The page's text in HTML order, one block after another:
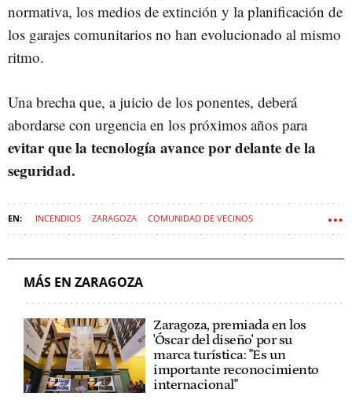
normativa, los medios de extinción y la planificación de
los garajes comunitarios no han evolucionado al mismo
ritmo.
Una brecha que, a juicio de los ponentes, deberá
abordarse con urgencia en los próximos años para
evitar que la tecnología avance por delante de la
seguridad.
INCENDIOS ZARAGOZA COMUNIDAD DE VECINOS
MÁS EN ZARAGOZA
Zaragoza, premiada en los
'Óscar del diseño' por su
marca turística: "Es un
importante reconocimiento
internacional"